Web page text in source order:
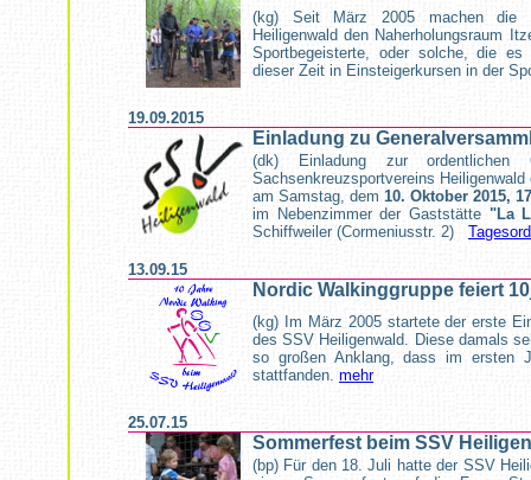
(kg) Seit März 2005 machen die
Heiligenwald den Naherholungsraum
Sportbegeisterte, oder solche, die es
dieser Zeit in Einsteigerkursen in der
19.09.2015
Einladung zu
(dk) Einladung zur ordentlichen
Sachsenkreuzsportvereins Heiligenwald
am Samstag, dem 10. Oktober 2015,
im Nebenzimmer der Gaststätte "La
Schiffweiler (Cormeniusstr. 2)
13.09.15
Nordic Walkinggruppe feiert
(kg) Im März 2005 startete der erste
des SSV Heiligenwald. Diese damals
so großen Anklang, dass im ersten
stattfanden. mehr
25.07.15
Sommerfest beim SSV
(bp) Für den 18. Juli hatte der SSV